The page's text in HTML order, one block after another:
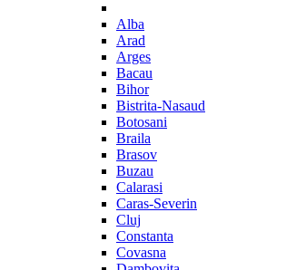
Alba
Arad
Arges
Bacau
Bihor
Bistrita-Nasaud
Botosani
Braila
Brasov
Buzau
Calarasi
Caras-Severin
Cluj
Constanta
Covasna